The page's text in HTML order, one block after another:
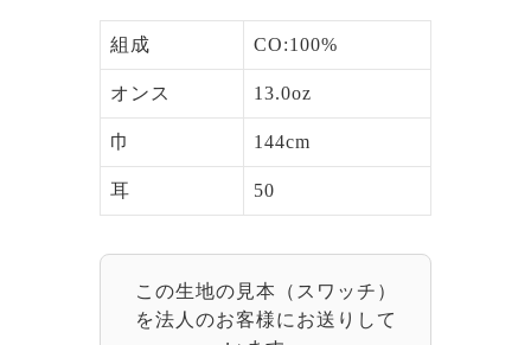
組成 CO:100%
オンス 13.0oz
巾 144cm
耳 50
この生地の見本（スワッチ）
を法人のお客様にお送りして